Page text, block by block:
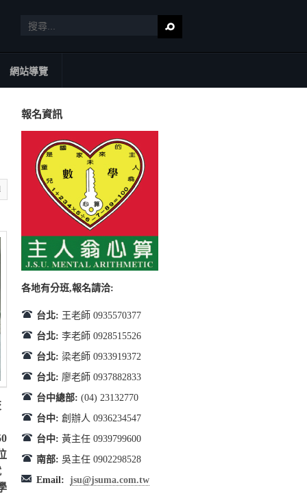
網站導覽
報名資訊
各地有分班,報名請洽:
台北: 王老師 0935570377
台北: 李老師 0928515526
台北: 梁老師 0933919372
台北: 廖老師 0937882833
台中總部: (04) 23132770
台中: 創辦人 0936234547
台中: 黃主任 0939799600
南部: 吳主任 0902298528
Email: jsu@jsuma.com.tw